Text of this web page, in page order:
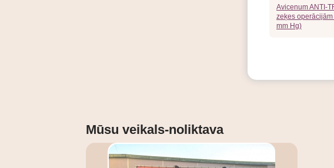
Avicenum ANTI-
zeķes
mm Hg)
Mūsu veikals-noliktava